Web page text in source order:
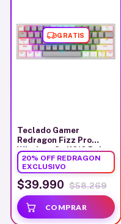
GRATIS
Teclado Gamer
Redragon Fizz Pro
Wireless Sp K616 Rgb
Grey
20% OFF REDRAGON
EXCLUSIVO
$39.990 $58.269